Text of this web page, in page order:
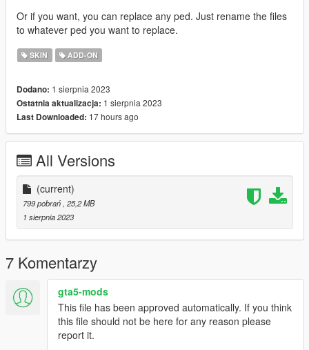
Or if you want, you can replace any ped. Just rename the files
to whatever ped you want to replace.
SKIN ADD-ON
Dodano: 1 sierpnia 2023
Ostatnia aktualizacja: 1 sierpnia 2023
Last Downloaded: 17 hours ago
All Versions
(current)
799 pobrań , 25,2 MB
1 sierpnia 2023
7 Komentarzy
gta5-mods
This file has been approved automatically. If you think
this file should not be here for any reason please
report it.